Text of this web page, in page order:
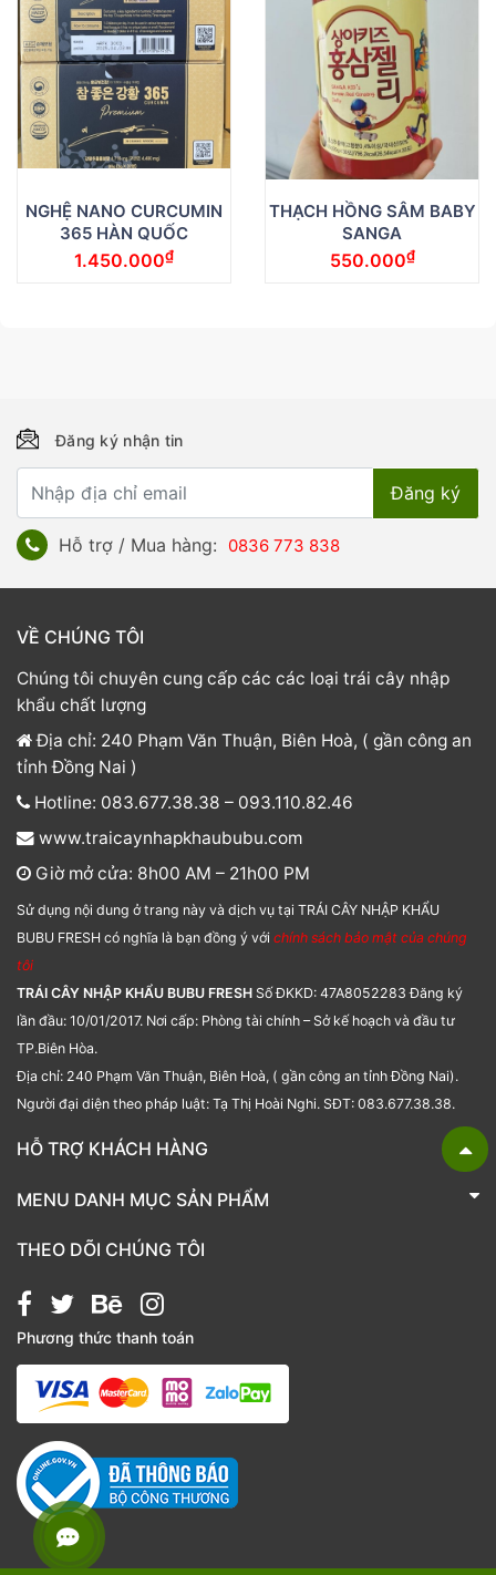
NGHỆ NANO CURCUMIN
365 HÀN QUỐC
1.450.000₫
THẠCH HỒNG SÂM BABY
SANGA
550.000₫
Đăng ký nhận tin
Hỗ trợ / Mua hàng: 0836 773 838
VỀ CHÚNG TÔI
Chúng tôi chuyên cung cấp các các loại trái cây nhập
khẩu chất lượng
Địa chỉ: 240 Phạm Văn Thuận, Biên Hoà, ( gần công an
tỉnh Đồng Nai )
Hotline: 083.677.38.38 – 093.110.82.46
www.traicaynhapkhaububu.com
Giờ mở cửa: 8h00 AM – 21h00 PM
Sử dụng nội dung ở trang này và dịch vụ tại TRÁI CÂY NHẬP KHẨU
BUBU FRESH có nghĩa là bạn đồng ý với chính sách bảo mật của chúng
tôi
TRÁI CÂY NHẬP KHẨU BUBU FRESH Số ĐKKD: 47A8052283 Đăng ký
lần đầu: 10/01/2017. Nơi cấp: Phòng tài chính – Sở kế hoạch và đầu tư
TP.Biên Hòa.
Địa chỉ: 240 Phạm Văn Thuận, Biên Hoà, ( gần công an tỉnh Đồng Nai).
Người đại diện theo pháp luật: Tạ Thị Hoài Nghi. SĐT: 083.677.38.38.
HỖ TRỢ KHÁCH HÀNG
TRÁI CÂY NHẬP KHẨU BUBU FRESH
MENU DANH MỤC SẢN PHẨM
Bánh kẹo
Giỏ quà tặng
Hạt chia
Hạt dẻ cười
Hạt hạnh nhân
Hạt macca
Hạt óc chó
Kẹo
Nho khô
THEO DÕI CHÚNG TÔI
Phương thức thanh toán